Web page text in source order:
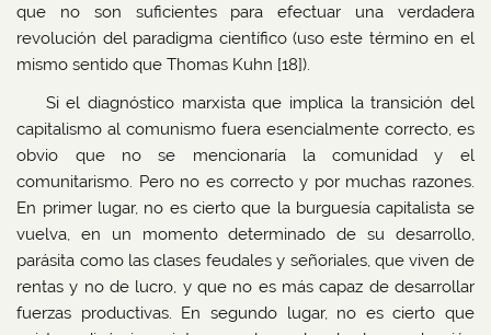
que no son suficientes para efectuar una verdadera
revolución del paradigma científico (uso este término en el
mismo sentido que Thomas Kuhn [18]).
Si el diagnóstico marxista que implica la transición del
capitalismo al comunismo fuera esencialmente correcto, es
obvio que no se mencionaría la comunidad y el
comunitarismo. Pero no es correcto y por muchas razones.
En primer lugar, no es cierto que la burguesía capitalista se
vuelva, en un momento determinado de su desarrollo,
parásita como las clases feudales y señoriales, que viven de
rentas y no de lucro, y que no es más capaz de desarrollar
fuerzas productivas. En segundo lugar, no es cierto que